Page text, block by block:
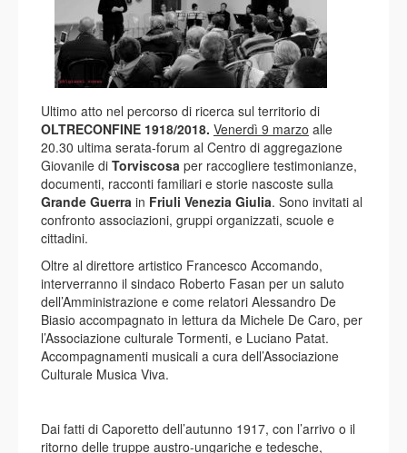
Ultimo atto nel percorso di ricerca sul territorio di
OLTRECONFINE 1918/2018. Venerdì 9 marzo alle
20.30 ultima serata-forum al Centro di aggregazione
Giovanile di Torviscosa per raccogliere testimonianze,
documenti, racconti familiari e storie nascoste sulla
Grande Guerra in Friuli Venezia Giulia. Sono invitati al
confronto associazioni, gruppi organizzati, scuole e
cittadini.
Oltre al direttore artistico Francesco Accomando,
interverranno il sindaco Roberto Fasan per un saluto
dell’Amministrazione e come relatori Alessandro De
Biasio accompagnato in lettura da Michele De Caro, per
l’Associazione culturale Tormenti, e Luciano Patat.
Accompagnamenti musicali a cura dell’Associazione
Culturale Musica Viva.
Dai fatti di Caporetto dell’autunno 1917, con l’arrivo o il
ritorno delle truppe austro-ungariche e tedesche,